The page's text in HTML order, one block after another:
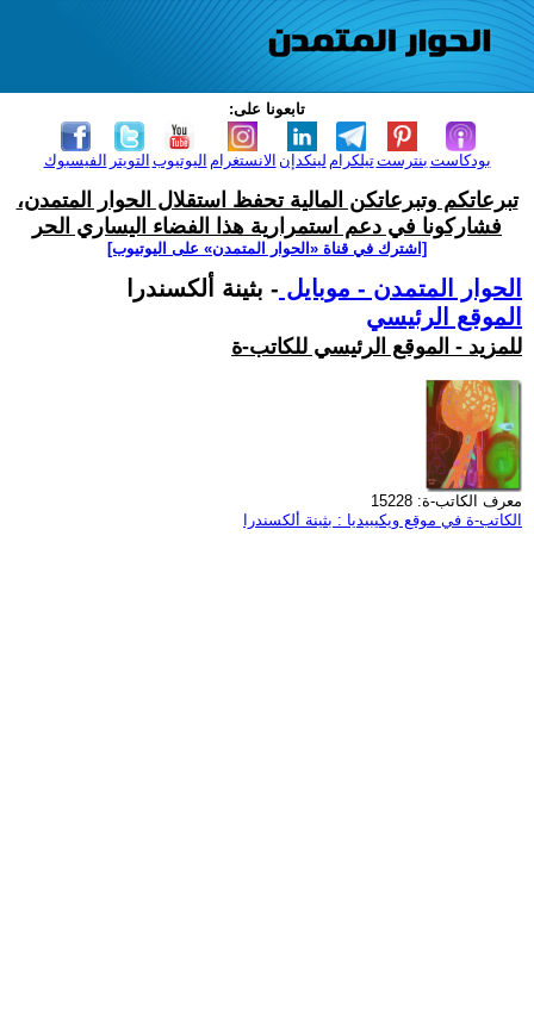
تابعونا على:
الفيسبوك التويتر اليوتيوب الانستغرام لينكدإن تيلكرامبنترست بودكاست
تبرعاتكم وتبرعاتكن المالية تحفظ استقلال الحوار المتمدن،
فشاركونا في دعم استمرارية هذا الفضاء اليساري الحر
[اشترك في قناة ‫«الحوار المتمدن» على اليوتيوب]
الحوار المتمدن - موبايل - بثينة ألكسندرا
الموقع الرئيسي
للمزيد - الموقع الرئيسي للكاتب-ة
معرف الكاتب-ة: 15228
الكاتب-ة في موقع ويكيبيديا : بثينة ألكسندرا